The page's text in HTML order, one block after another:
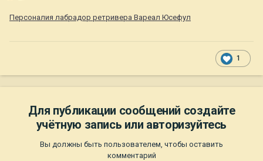
Персоналия лабрадор ретривера Вареал Юсефул
1
Для публикации сообщений создайте
учётную запись или авторизуйтесь
Вы должны быть пользователем, чтобы оставить
комментарий